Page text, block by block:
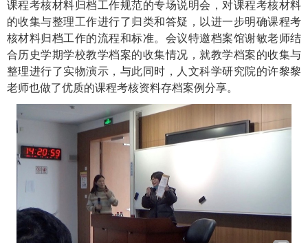
课程考核材料归档工作规范的专场说明会，对课程考核材料
的收集与整理工作进行了归类和答疑，以进一步明确课程考
核材料归档工作的流程和标准。会议特邀档案馆谢敏老师结
合历史学期学校教学档案的收集情况，就教学档案的收集与
整理进行了实物演示，与此同时，人文科学研究院的许黎黎
老师也做了优质的课程考核资料存档案例分享。